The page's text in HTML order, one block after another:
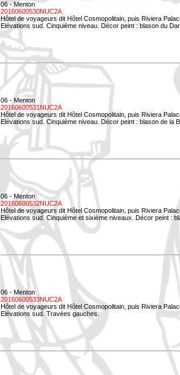
06 - Menton
20160600530NUC2A
Hôtel de voyageurs dit Hôtel Cosmopolitain, puis Riviera
Elévations sud. Cinquième niveau. Décor peint : blason du
06 - Menton
20160600531NUC2A
Hôtel de voyageurs dit Hôtel Cosmopolitain, puis Riviera
Elévations sud. Cinquième niveau. Décor peint : blason de la
06 - Menton
20160600532NUC2A
Hôtel de voyageurs dit Hôtel Cosmopolitain, puis Riviera
Elévations sud. Cinquième et sixième niveaux. Décor peint :
06 - Menton
20160600533NUC2A
Hôtel de voyageurs dit Hôtel Cosmopolitain, puis Riviera
Elévations sud. Travées gauches.